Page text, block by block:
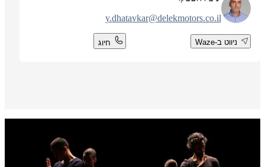
y.dhatavkar@delekmotors.co.il
ניווט ב-Waze חיוג